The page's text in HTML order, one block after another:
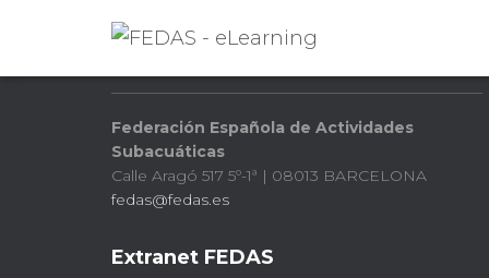
Federación Española de Actividades
Subacuáticas
Calle Aragó 517 5º-1ª | 08013 BARCELONA
fedas@fedas.es
Extranet FEDAS